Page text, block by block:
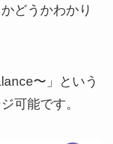
どうかわかり
〜」という
可能です。